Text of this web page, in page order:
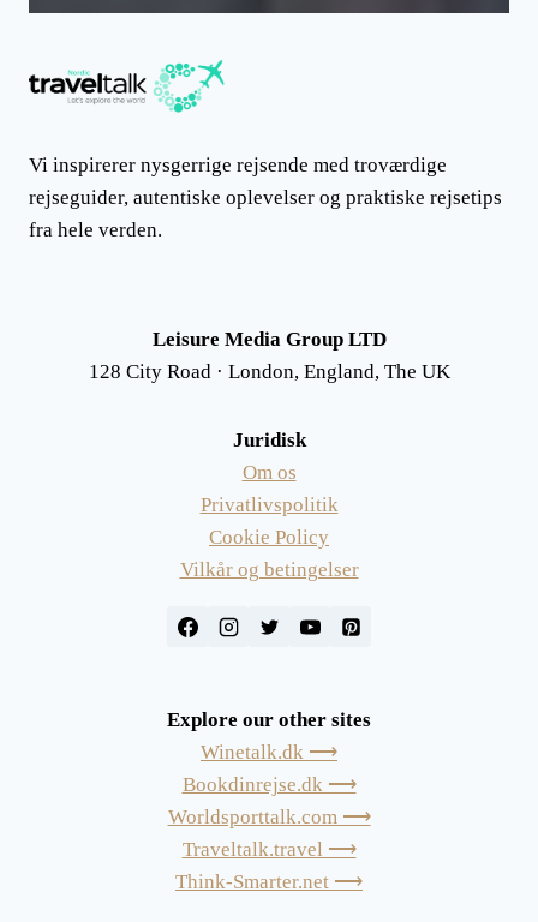
Vi inspirerer nysgerrige rejsende med troværdige
rejseguider, autentiske oplevelser og praktiske rejsetips
fra hele verden.
Leisure Media Group LTD
128 City Road · London, England, The UK
Juridisk
Om os
Privatlivspolitik
Cookie Policy
Vilkår og betingelser
Explore our other sites
Winetalk.dk ⟶
Bookdinrejse.dk ⟶
Worldsporttalk.com ⟶
Traveltalk.travel ⟶
Think-Smarter.net ⟶